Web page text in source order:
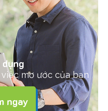
mơ ước của bạn
ngay